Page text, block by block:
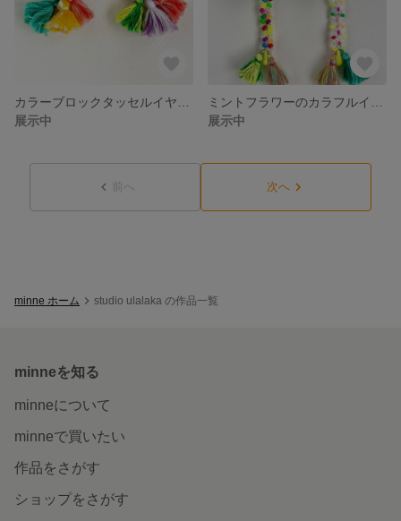
展示中
展示中
前へ 次へ
minne ホーム studio ulalaka の作品一覧
minneを知る
minneについて
minneで買いたい
作品をさがす
ショップをさがす